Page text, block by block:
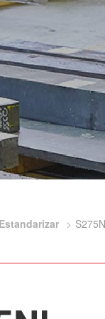
Estandarizar